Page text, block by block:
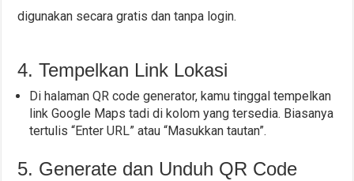
digunakan secara gratis dan tanpa login.
4. Tempelkan Link Lokasi
Di halaman QR code generator, kamu tinggal tempelkan
link Google Maps tadi di kolom yang tersedia. Biasanya
tertulis “Enter URL” atau “Masukkan tautan”.
5. Generate dan Unduh QR Code